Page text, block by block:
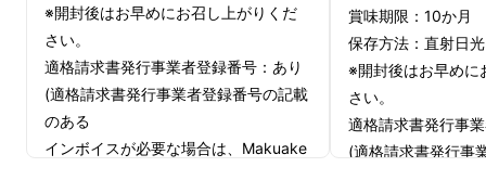
「女性の為の発酵大豆」は、医学博士 中原達
雄先生監修のもと、独自の特許製法(※1)で作ら
れた「大豆発芽テンペ」を主成分に、 食物繊
維、乳酸菌、国産乾燥米こうじ粉末などを加
※開封後はお早めにお召し上がりくだ
さい。
適格請求書発行事業者登録番号：あり
(適格請求書発行事業者登録番号の記載
のある
インボイスが必要な場合は、Makuake
賞味期限：10か月
保存方法：直射日
※開封後はお早めに
さい。
適格請求書発行事
(適格請求書発行事